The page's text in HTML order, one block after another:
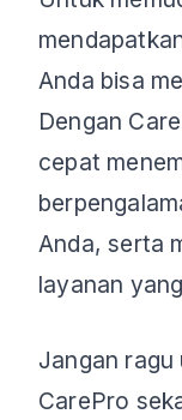
Anda bisa
Dengan
cepat
Anda, serta
layanan
Jangan ragu
CarePro